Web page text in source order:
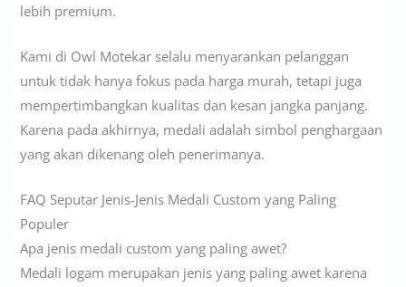
lebih premium.
Kami di Owl Motekar selalu menyarankan pelanggan
untuk tidak hanya fokus pada harga murah, tetapi juga
mempertimbangkan kualitas dan kesan jangka panjang.
Karena pada akhirnya, medali adalah simbol penghargaan
yang akan dikenang oleh penerimanya.
FAQ Seputar Jenis-Jenis Medali Custom yang Paling
Populer
Apa jenis medali custom yang paling awet?
Medali logam merupakan jenis yang paling awet karena